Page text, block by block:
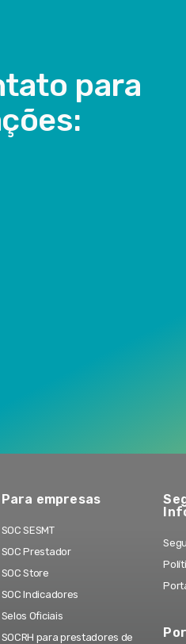
para
Para empresas
SOC SESMT
SOC Prestador
SOC Store
SOC Indicadores
Selos Oficiais
SOCRH para prestadores de